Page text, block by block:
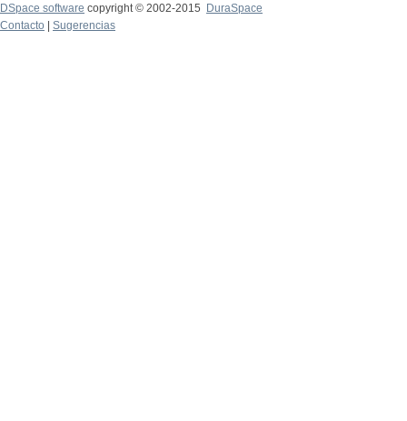
DSpace software copyright © 2002-2015
DuraSpace
Contacto
Sugerencias